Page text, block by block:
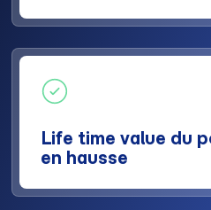
Life time value du
en hausse